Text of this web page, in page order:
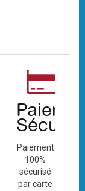
Paiement
100%
sécurisé
par carte